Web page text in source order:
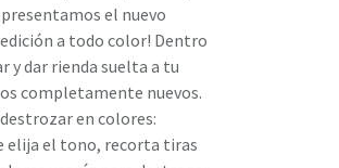
el nuevo
a todo color! Dentro
dar rienda suelta a tu
completamente nuevos.
en colores:
elija el tono, recorta tiras